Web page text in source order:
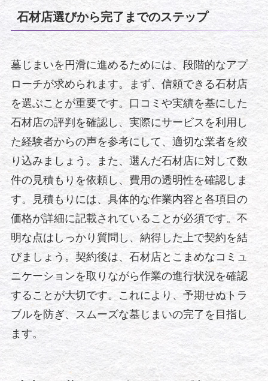
石材店選びから完了までのステップ
墓じまいを円滑に進めるためには、段階的なアプ
ローチが求められます。まず、信頼できる石材店
を選ぶことが重要です。口コミや実績を基にした
石材店の評判を確認し、実際にサービスを利用し
た経験者からの声を参考にして、適切な業者を絞
り込みましょう。また、選んだ石材店に対して数
件の見積もりを依頼し、費用の透明性を確認しま
す。見積もりには、具体的な作業内容と各項目の
価格が詳細に記載されていることが必須です。不
明な点はしっかり質問し、納得した上で契約を結
びましょう。契約後は、石材店とこまめなコミュ
ニケーションを取りながら作業の進行状況を確認
することが大切です。これにより、予期せぬトラ
ブルを防ぎ、スムーズな墓じまいの完了を目指し
ます。